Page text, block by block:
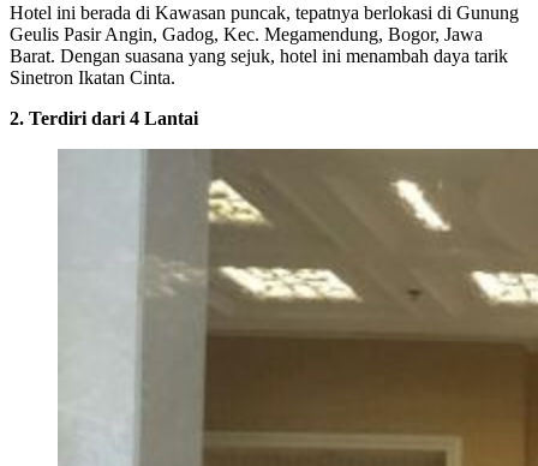
Hotel ini berada di Kawasan puncak, tepatnya berlokasi di Gunung
Geulis Pasir Angin, Gadog, Kec. Megamendung, Bogor, Jawa
Barat. Dengan suasana yang sejuk, hotel ini menambah daya tarik
Sinetron Ikatan Cinta.
2. Terdiri dari 4 Lantai